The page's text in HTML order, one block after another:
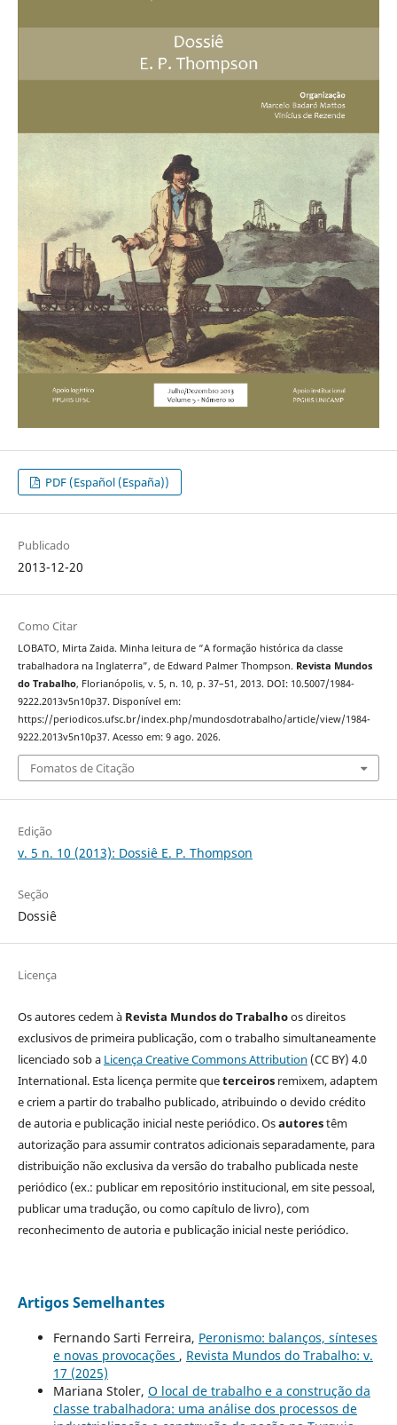
PDF (Español (España))
Publicado
2013-12-20
Como Citar
LOBATO, Mirta Zaida. Minha leitura de “A formação histórica da classe
trabalhadora na Inglaterra”, de Edward Palmer Thompson. Revista Mundos
do Trabalho, Florianópolis, v. 5, n. 10, p. 37–51, 2013. DOI: 10.5007/1984-
9222.2013v5n10p37. Disponível em:
https://periodicos.ufsc.br/index.php/mundosdotrabalho/article/view/1984-
9222.2013v5n10p37. Acesso em: 9 ago. 2026.
Fomatos de Citação
Edição
v. 5 n. 10 (2013): Dossiê E. P. Thompson
Seção
Dossiê
Licença
Os autores cedem à Revista Mundos do Trabalhoos direitos
exclusivos de primeira publicação, com o trabalho simultaneamente
licenciado sob a Licença Creative Commons Attribution (CC BY) 4.0
International. Esta licença permite queterceirosremixem, adaptem
e criem a partir do trabalho publicado, atribuindo o devido crédito
de autoria e publicação inicial neste periódico. Osautorestêm
autorização para assumir contratos adicionais separadamente, para
distribuição não exclusiva da versão do trabalho publicada neste
periódico (ex.: publicar em repositório institucional, em site pessoal,
publicar uma tradução, ou como capítulo de livro), com
reconhecimento de autoria e publicação inicial neste periódico.
Artigos Semelhantes
Fernando Sarti Ferreira, Peronismo: balanços, sínteses
e novas provocações , Revista Mundos do Trabalho: v.
17 (2025)
Mariana Stoler, O local de trabalho e a construção da
classe trabalhadora: uma análise dos processos de